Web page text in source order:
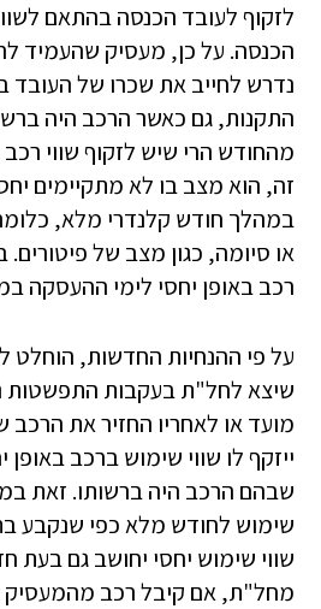
לזקוף לעובד הכנסה בהתאם
הכנסה. על כן, מעסיק שהעמיד
נדרש לחייב את שכרו של העובד
התקנות, גם כאשר הרכב היה
מהחודש הרי שיש לזקוף שווי
זה, הוא מצב בו לא מתקיימים
במהלך חודש קלנדרי מלא,
או סיומה, כגון מצב של פיטורים.
רכב באופן יחסי לימי ההעסקה
על פי ההנחיות החדשות, הוחלט
שיצא לחל"ת בעקבות התפשטות
מועד או לאחריו החזיר את
ייזקף לו שווי שימוש ברכב
שבהם הרכב היה ברשותו. זאת
שימוש לחודש מלא כפי שנקבע
שווי שימוש יחסי יחושב גם בעת
מחל"ת, אם קיבל רכב